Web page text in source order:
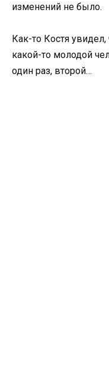
изменений не было.
Как-то Костя
какой-то молодой
один раз, второй…